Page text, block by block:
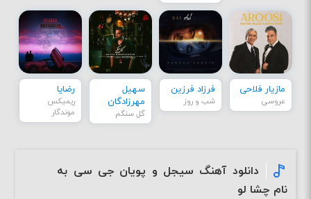
مازیار فلاحی
عروسی
فرزاد فرزین
شب و روز
سهیل
مهرزادگان
گل سنگم
رضایا
ریمیکس
موندگار
دانلود آهنگ سیجل و پویان جی سی به
نام چشا لو